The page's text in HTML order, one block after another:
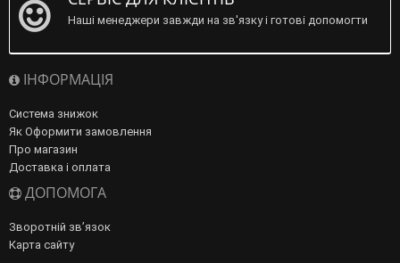
Наші менеджери завжди на зв'язку і готові допомогти
ІНФОРМАЦІЯ
Система знижок
Як Оформити замовлення
Про магазин
Доставка і оплата
ДОПОМОГА
Зворотній зв’язок
Карта сайту